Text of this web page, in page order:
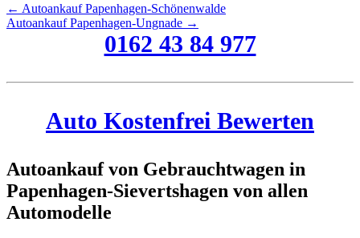
← Autoankauf Papenhagen-Schönenwalde
Autoankauf Papenhagen-Ungnade →
0162 43 84 977
Auto Kostenfrei Bewerten
Autoankauf von Gebrauchtwagen in
Papenhagen-Sievertshagen von allen
Automodelle